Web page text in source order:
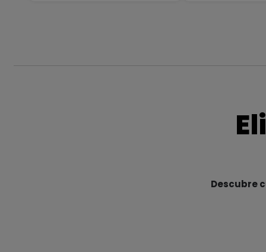
Descubre